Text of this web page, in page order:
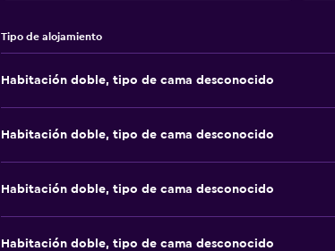
Tipo de alojamiento
Habitación doble, tipo de cama desconocido
Habitación doble, tipo de cama desconocido
Habitación doble, tipo de cama desconocido
Habitación doble, tipo de cama desconocido